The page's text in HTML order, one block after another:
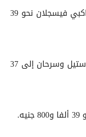
أما عن سعر طن حديد المصريين والمراكبي فيسجلان نحو 39
بينما يصل سعر طن حديد عطية ومصر ستيل وسرحان إلى 37